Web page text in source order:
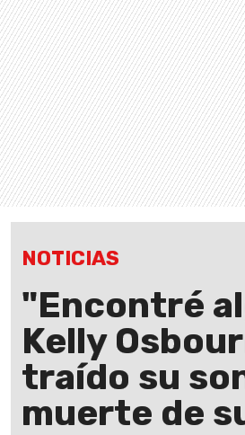
NOTICIAS
"Encontré
Kelly
traído su
muerte de